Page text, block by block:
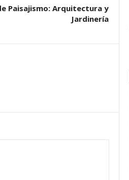
Paisajismo: Arquitectura y
Jardinería